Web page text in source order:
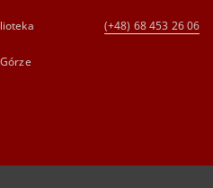
(+48) 68 453 26 06